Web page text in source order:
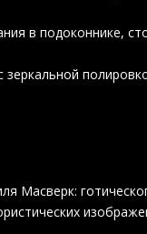
в подоконнике,
зеркальной
Масверк: